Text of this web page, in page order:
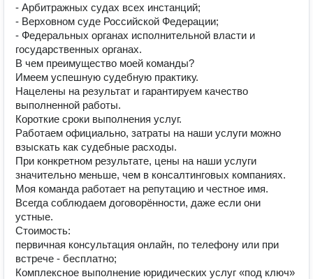
- Арбитражных судах всех инстанций;
- Верховном суде Российской Федерации;
- Федеральных органах исполнительной власти и
государственных органах.
В чем преимущество моей команды?
Имеем успешную судебную практику.
Нацелены на результат и гарантируем качество
выполненной работы.
Короткие сроки выполнения услуг.
Работаем официально, затраты на наши услуги можно
взыскать как судебные расходы.
При конкретном результате, цены на наши услуги
значительно меньше, чем в консалтинговых компаниях.
Моя команда работает на репутацию и честное имя.
Всегда соблюдаем договорённости, даже если они
устные.
Стоимость:
первичная консультация онлайн, по телефону или при
встрече - бесплатно;
Комплексное выполнение юридических услуг «под ключ»